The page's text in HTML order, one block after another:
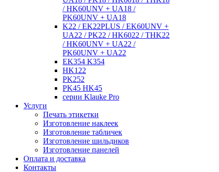
/ HK60UNV + UA18 /
PK60UNV + UA18
K22 / EK22PLUS / EK60UNV +
UA22 / PK22 / HK6022 / THK22
/ HK60UNV + UA22 /
PK60UNV + UA22
EK354 K354
HK122
PK252
PK45 HK45
серии Klauke Pro
Услуги
Печать этикетки
Изготовление наклеек
Изготовление табличек
Изготовление шильдиков
Изготовление панелей
Оплата и доставка
Контакты